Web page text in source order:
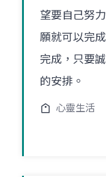
望要自己努
願就可以完
完成，只要
的安排。
心靈生活